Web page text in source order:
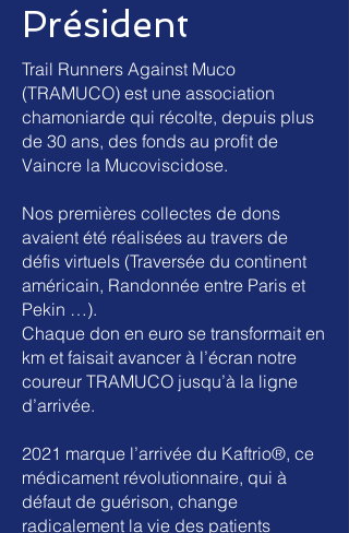
Président
Trail Runners Against Muco
(TRAMUCO) est une association
chamoniarde qui récolte, depuis plus
de 30 ans, des fonds au profit de
Vaincre la Mucoviscidose.
Nos premières collectes de dons
avaient été réalisées au travers de
défis virtuels (Traversée du continent
américain, Randonnée entre Paris et
Pekin …).
Chaque don en euro se transformait en
km et faisait avancer à l’écran notre
coureur TRAMUCO jusqu’à la ligne
d’arrivée.
2021 marque l’arrivée du Kaftrio®, ce
médicament révolutionnaire, qui à
défaut de guérison, change
radicalement la vie des patients